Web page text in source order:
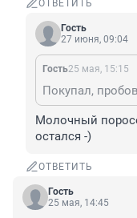
ОТВЕТИТЬ
Гость
27 июня, 09:04
Гость25 мая, 15:15
Молочный
остался -)
ОТВЕТИТЬ
Гость
25 мая, 14:45